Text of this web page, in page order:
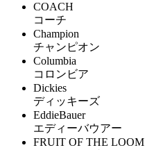
COACH
コーチ
Champion
チャンピオン
Columbia
コロンビア
Dickies
ディッキーズ
EddieBauer
エディーバウアー
FRUIT OF THE LOOM